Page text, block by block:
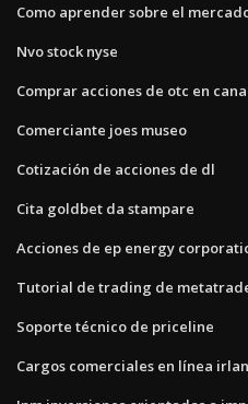
Como aprender sobre el
Nvo stock nyse
Comprar acciones de otc en
Comerciante joes museo
Cotización de acciones de dl
Cita goldbet da stampare
Acciones de ep energy
Tutorial de trading de
Soporte técnico de priceline
Cargos comerciales en línea